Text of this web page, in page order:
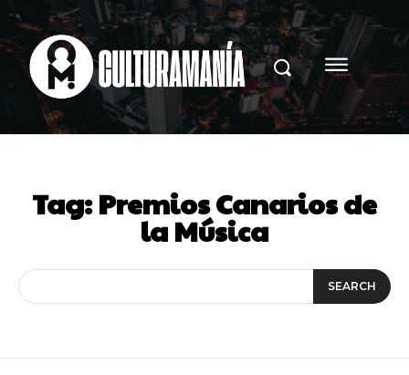
Tag:Premios Canarios de
la Música
SEARCH